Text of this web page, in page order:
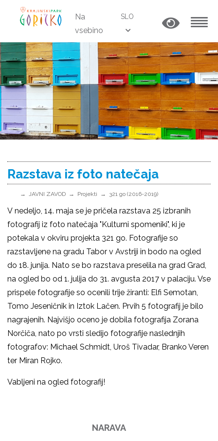
Na
vsebino
SLO
Razstava iz foto natečaja
JAVNI ZAVOD Projekti 321 go (2016-2019)
V nedeljo, 14. maja se je pričela razstava 25 izbranih
fotografij iz foto natečaja "Kulturni spomeniki", ki je
potekala v okviru projekta 321 go. Fotografije so
razstavljene na gradu Tabor v Avstriji in bodo na ogled
do 18. junija. Nato se bo razstava preselila na grad Grad,
na ogled bo od 1. julija do 31. avgusta 2017 v palaciju. Vse
prispele fotografije so ocenili trije žiranti: Elfi Semotan,
Tomo Jeseničnik in Iztok Lačen. Prvih 5 fotografij je bilo
nagrajenih. Najvišjo oceno je dobila fotografija Zorana
Norčiča, nato po vrsti sledijo fotografije naslednjih
fotografov: Michael Schmidt, Uroš Tivadar, Branko Veren
ter Miran Rojko.
Vabljeni na ogled fotografij!
NARAVA